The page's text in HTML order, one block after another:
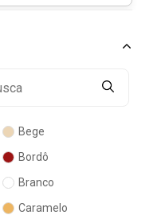
Jorge Bischoff
Bege
Bordô
Branco
Caramelo